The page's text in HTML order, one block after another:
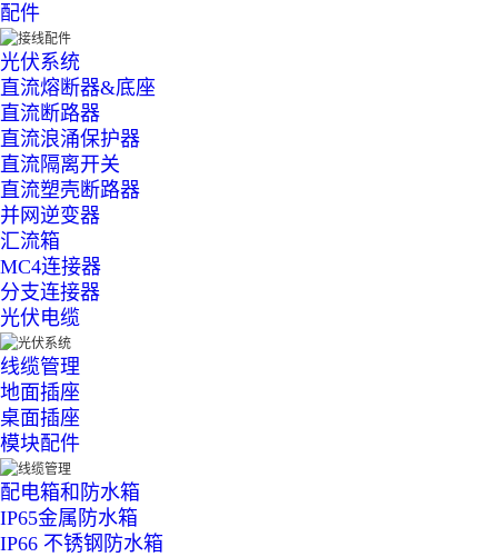
配件
光伏系统
直流熔断器&底座
直流断路器
直流浪涌保护器
直流隔离开关
直流塑壳断路器
并网逆变器
汇流箱
MC4连接器
分支连接器
光伏电缆
线缆管理
地面插座
桌面插座
模块配件
配电箱和防水箱
IP65金属防水箱
IP66 不锈钢防水箱